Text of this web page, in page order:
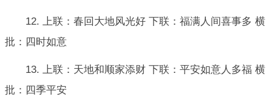
12. 上联：春回大地风光好 下联：福满人间喜事多 横
批：四时如意
13. 上联：天地和顺家添财 下联：平安如意人多福 横
批：四季平安